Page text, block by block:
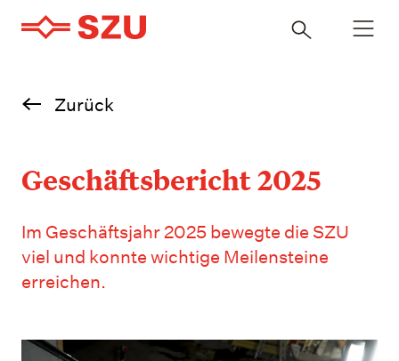
Inhalt
öffnen
Zurück
Geschäftsbericht 2025
Im Geschäftsjahr 2025 bewegte die SZU
viel und konnte wichtige Meilensteine
erreichen.